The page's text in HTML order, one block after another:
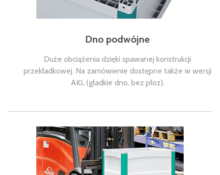
Dno podwójne
Duże obciążenia dzięki spawanej konstrukcji
przekładkowej. Na zamówienie dostępne także w wersji
AKL (gładkie dno, bez płoz).